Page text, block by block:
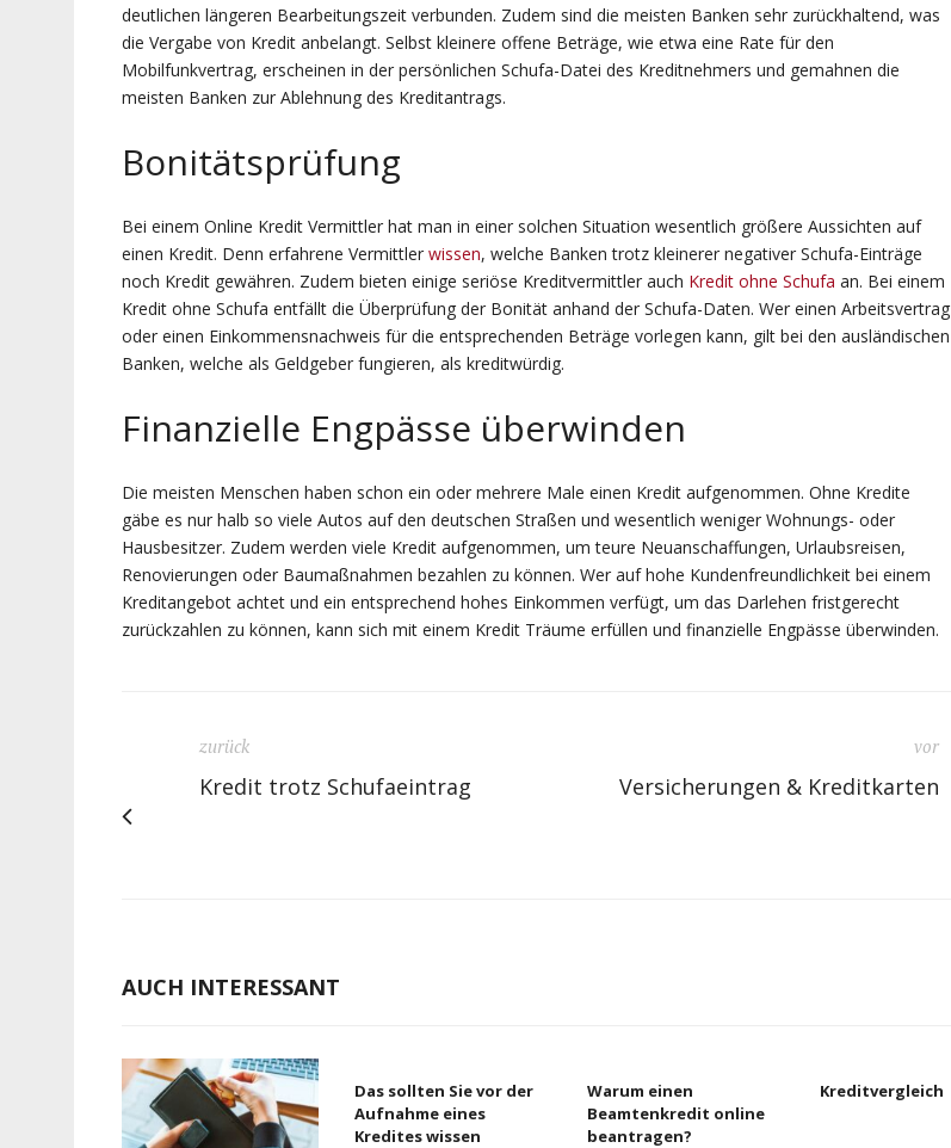
deutlichen längeren Bearbeitungszeit verbunden. Zudem sind die meisten Banken sehr zurückhaltend, was
die Vergabe von Kredit anbelangt. Selbst kleinere offene Beträge, wie etwa eine Rate für den
Mobilfunkvertrag, erscheinen in der persönlichen Schufa-Datei des Kreditnehmers und gemahnen die
meisten Banken zur Ablehnung des Kreditantrags.
Bonitätsprüfung
Bei einem Online Kredit Vermittler hat man in einer solchen Situation wesentlich größere Aussichten auf
einen Kredit. Denn erfahrene Vermittler wissen, welche Banken trotz kleinerer negativer Schufa-Einträge
noch Kredit gewähren. Zudem bieten einige seriöse Kreditvermittler auch Kredit ohne Schufa an. Bei einem
Kredit ohne Schufa entfällt die Überprüfung der Bonität anhand der Schufa-Daten. Wer einen Arbeitsvertrag
oder einen Einkommensnachweis für die entsprechenden Beträge vorlegen kann, gilt bei den ausländischen
Banken, welche als Geldgeber fungieren, als kreditwürdig.
Finanzielle Engpässe überwinden
Die meisten Menschen haben schon ein oder mehrere Male einen Kredit aufgenommen. Ohne Kredite
gäbe es nur halb so viele Autos auf den deutschen Straßen und wesentlich weniger Wohnungs- oder
Hausbesitzer. Zudem werden viele Kredit aufgenommen, um teure Neuanschaffungen, Urlaubsreisen,
Renovierungen oder Baumaßnahmen bezahlen zu können. Wer auf hohe Kundenfreundlichkeit bei einem
Kreditangebot achtet und ein entsprechend hohes Einkommen verfügt, um das Darlehen fristgerecht
zurückzahlen zu können, kann sich mit einem Kredit Träume erfüllen und finanzielle Engpässe überwinden.
zurück
Kredit trotz Schufaeintrag
vor
Versicherungen & Kreditkarten
AUCH INTERESSANT
Das sollten Sie vor der
Aufnahme eines
Kredites wissen
Warum einen
Beamtenkredit online
beantragen?
Kreditvergleich